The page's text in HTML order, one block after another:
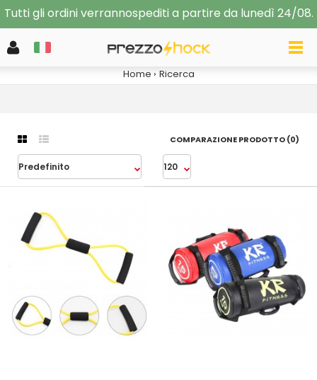
Tutti gli ordini verrannospediti a partire da lunedì 24/08.
RICERCA
Home Ricerca
COMPARAZIONE PRODOTTO (0)